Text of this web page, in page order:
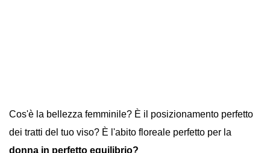
Cos'è la bellezza femminile? È il posizionamento perfetto
dei tratti del tuo viso? È l'abito floreale perfetto per la
donna in perfetto equilibrio?